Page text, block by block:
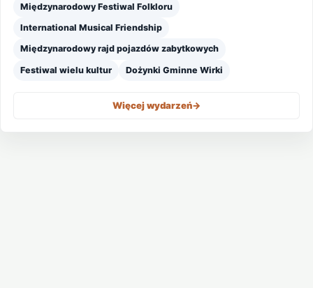
Międzynarodowy Festiwal Folkloru
International Musical Friendship
Międzynarodowy rajd pojazdów zabytkowych
Festiwal wielu kultur Dożynki Gminne Wirki
Więcej wydarzeń->